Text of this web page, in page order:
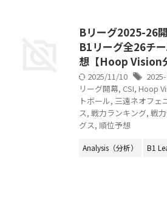
Bリーグ2025-26
B1リーグ全26チ
想【Hoop Vision
2025/11/10
リーグ開幕, CSI, Hoop
トボール, 三遠ネオフェ
ス, 戦力ランキング, 戦
グス, 順位予想
Analysis（分析） B1